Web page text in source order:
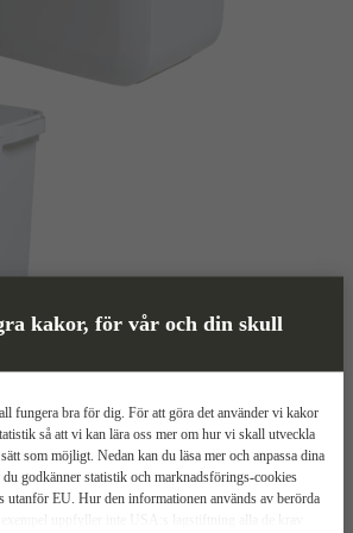
kakor, för vår och din skull
fungera bra för dig. För att göra det använder vi kakor
så att vi kan lära oss mer om hur vi skall utveckla
som möjligt. Nedan kan du läsa mer och anpassa dina
godkänner statistik och marknadsförings-cookies
utanför EU. Hur den informationen används av berörda
uppfyller inte USA:s lagstiftning alla de krav